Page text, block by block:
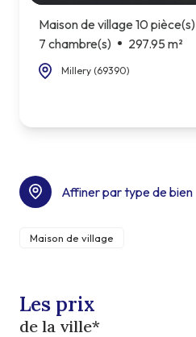
Maison de village 10 pièce(s)
7 chambre(s)
297.95 m²
Millery (69390)
Affiner par type de bien
Maison de village
Les prix
de la ville*